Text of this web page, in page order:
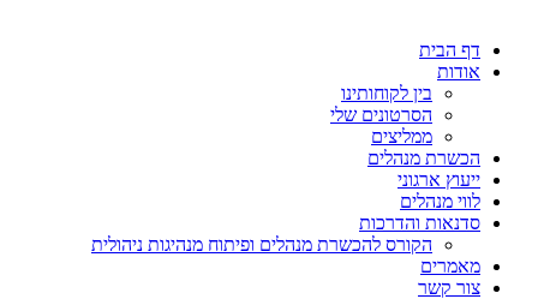
דף הבית
אודות
בין לקוחותינו
הסרטונים שלי
ממליצים
הכשרת מנהלים
ייעוץ ארגוני
לווי מנהלים
סדנאות והדרכות
הקורס להכשרת מנהלים ופיתוח מנהיגות ניהולית
מאמרים
צור קשר